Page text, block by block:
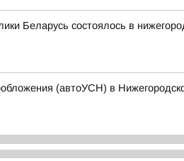
Беларусь состоялось в
(автоУСН) в